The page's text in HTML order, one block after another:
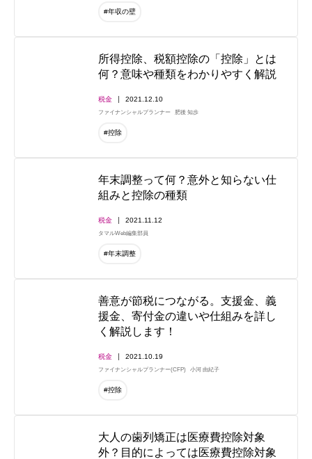
#年収の壁
所得控除、税額控除の「控除」とは
何？意味や種類をわかりやすく解説
税金 2021.12.10
ファイナンシャルプランナー 肥後 知歩
#控除
年末調整って何？意外と知らない仕
組みと控除の種類
税金 2021.11.12
タマルWeb編集部員
#年末調整
善意が節税につながる。支援金、義
援金、寄付金の違いや仕組みを詳し
く解説します！
税金 2021.10.19
ファイナンシャルプランナー(CFP) 小河 由紀子
#控除
大人の歯列矯正は医療費控除対象
外？目的によっては医療費控除対象